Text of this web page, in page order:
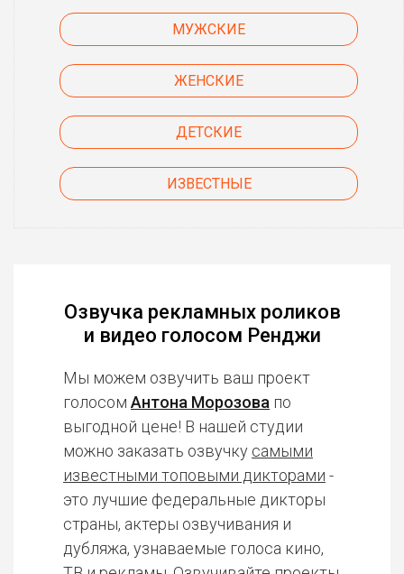
МУЖСКИЕ
ЖЕНСКИЕ
ДЕТСКИЕ
ИЗВЕСТНЫЕ
Озвучка рекламных роликов
и видео голосом Ренджи
Мы можем озвучить ваш проект
голосом Антона Морозова по
выгодной цене! В нашей студии
можно заказать озвучку самыми
известными топовыми дикторами -
это лучшие федеральные дикторы
страны, актеры озвучивания и
дубляжа, узнаваемые голоса кино,